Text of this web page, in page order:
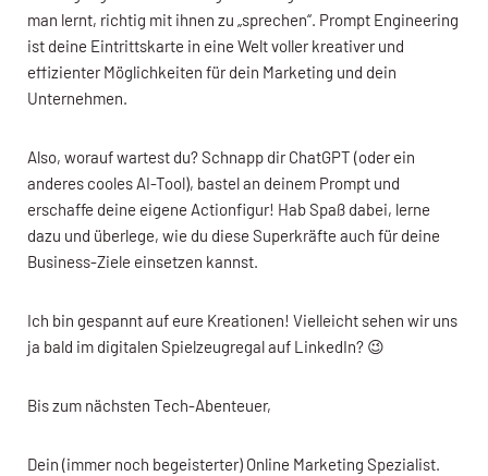
man lernt, richtig mit ihnen zu „sprechen“. Prompt Engineering
ist deine Eintrittskarte in eine Welt voller kreativer und
effizienter Möglichkeiten für dein Marketing und dein
Unternehmen.
Also, worauf wartest du? Schnapp dir ChatGPT (oder ein
anderes cooles AI-Tool), bastel an deinem Prompt und
erschaffe deine eigene Actionfigur! Hab Spaß dabei, lerne
dazu und überlege, wie du diese Superkräfte auch für deine
Business-Ziele einsetzen kannst.
Ich bin gespannt auf eure Kreationen! Vielleicht sehen wir uns
ja bald im digitalen Spielzeugregal auf LinkedIn? 😉
Bis zum nächsten Tech-Abenteuer,
Dein (immer noch begeisterter) Online Marketing Spezialist.